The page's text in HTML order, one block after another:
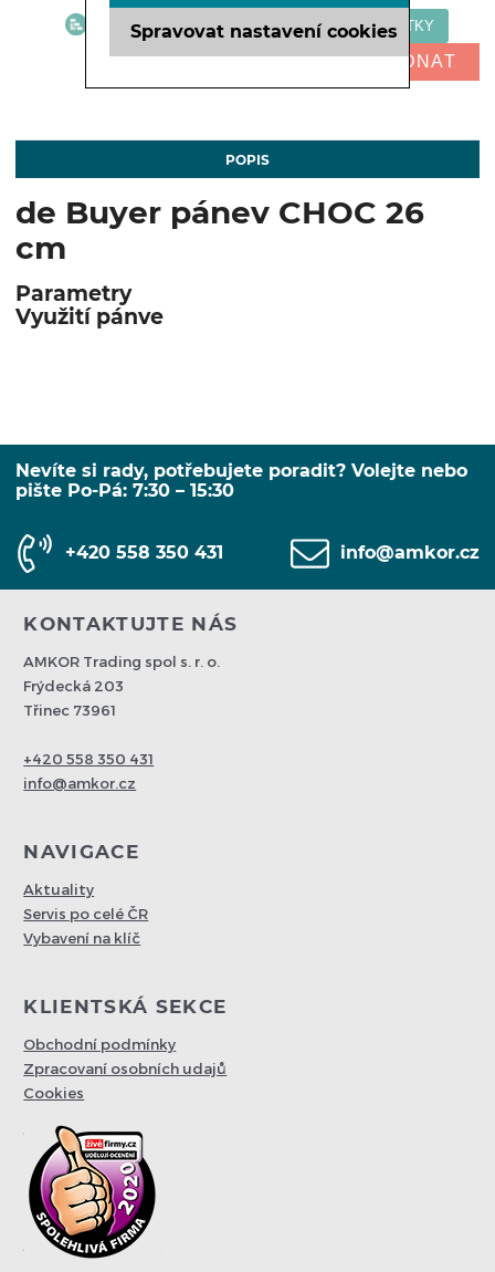
NELZE OBJEDNAT
POPIS
de Buyer pánev CHOC 26
cm
Parametry
Využití pánve
Nevíte si rady, potřebujete poradit? Volejte nebo
pište Po-Pá: 7:30 – 15:30
+420 558 350 431 info@amkor.cz
KONTAKTUJTE NÁS
AMKOR Trading spol s. r. o.
Frýdecká 203
Třinec 73961
+420 558 350 431
info@amkor.cz
NAVIGACE
Aktuality
Servis po celé ČR
Vybavení na klíč
KLIENTSKÁ SEKCE
Obchodní podmínky
Zpracovaní osobních udajů
Cookies
Spravovat nastavení cookies